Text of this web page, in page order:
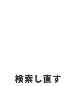
検索し直す